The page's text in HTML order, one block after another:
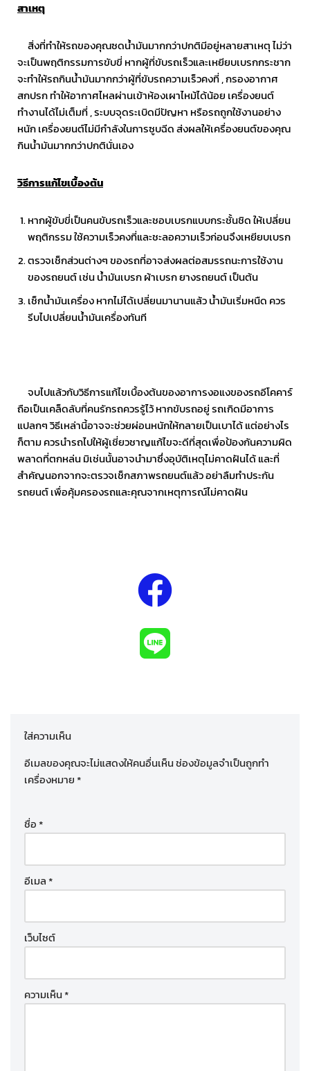
สาเหตุ
สิ่งที่ทำให้รถของคุณซดน้ำมันมากกว่าปกติมีอยู่หลายสาเหตุ ไม่ว่า
จะเป็นพฤติกรรมการขับขี่ หากผู้ที่ขับรถเร็วและเหยียบเบรกกระชาก
จะทำให้รถกินน้ำมันมากกว่าผู้ที่ขับรถความเร็วคงที่ , กรองอากาศ
สกปรก ทำให้อากาศไหลผ่านเข้าห้องเผาไหม้ได้น้อย เครื่องยนต์
ทำงานได้ไม่เต็มที่ , ระบบจุดระเบิดมีปัญหา หรือรถถูกใช้งานอย่าง
หนัก เครื่องยนต์ไม่มีกำลังในการซูบฉีด ส่งผลให้เครื่องยนต์ของคุณ
กินน้ำมันมากกว่าปกตินั่นเอง
วิธีการแก้ไขเบื้องต้น
หากผู้ขับขี่เป็นคนขับรถเร็วและชอบเบรกแบบกระชั้นชิด ให้เปลี่ยน
พฤติกรรม ใช้ความเร็วคงที่และชะลอความเร็วก่อนจึงเหยียบเบรก
ตรวจเช็กส่วนต่างๆ ของรถที่อาจส่งผลต่อสมรรถนะการใช้งาน
ของรถยนต์ เช่น น้ำมันเบรก ผ้าเบรก ยางรถยนต์ เป็นต้น
เช็กน้ำมันเครื่อง หากไม่ได้เปลี่ยนมานานแล้ว น้ำมันเริ่มหนืด ควร
รีบไปเปลี่ยนน้ำมันเครื่องทันที
จบไปแล้วกับวิธีการแก้ไขเบื้องต้นของอาการงอแงของรถอีโคคาร์
ถือเป็นเคล็ดลับที่คนรักรถควรรู้ไว้ หากขับรถอยู่ รถเกิดมีอาการ
แปลกๆ วิธีเหล่านี้อาจจะช่วยผ่อนหนักให้กลายเป็นเบาได้ แต่อย่างไร
ก็ตาม ควรนำรถไปให้ผู้เชี่ยวชาญแก้ไขจะดีที่สุดเพื่อป้องกันความผิด
พลาดที่ตกหล่น มิเช่นนั้นอาจนำมาซึ่งอุบัติเหตุไม่คาดฝันได้ และที่
สำคัญนอกจากจะตรวจเช็กสภาพรถยนต์แล้ว อย่าลืมทำประกัน
รถยนต์ เพื่อคุ้มครองรถและคุณจากเหตุการณ์ไม่คาดฝัน
ใส่ความเห็น
อีเมลของคุณจะไม่แสดงให้คนอื่นเห็นช่องข้อมูลจำเป็นถูกทำ
เครื่องหมาย*
ชื่อ*
อีเมล*
เว็บไซต์
ความเห็น*